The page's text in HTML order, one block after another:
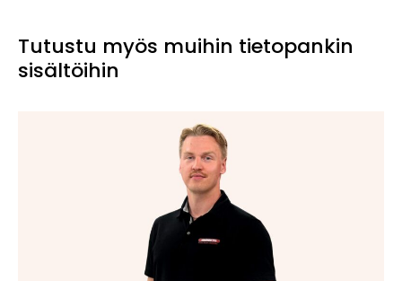
Tutustu myös muihin tietopankin
sisältöihin